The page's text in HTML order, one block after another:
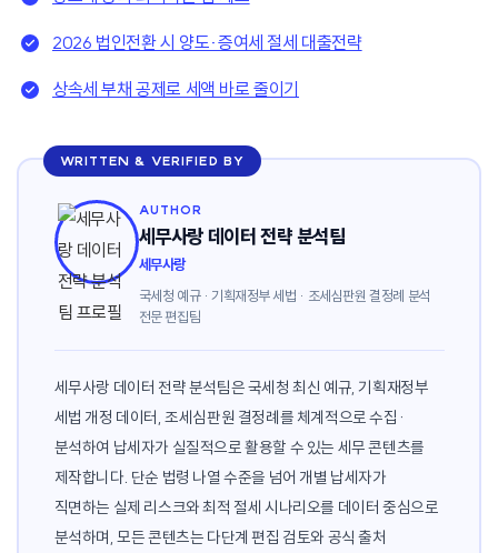
2026 법인전환 시 양도·증여세 절세 대출전략
상속세 부채 공제로 세액 바로 줄이기
WRITTEN & VERIFIED BY
AUTHOR
세무사랑 데이터 전략 분석팀
세무사랑
국세청 예규 · 기획재정부 세법 · 조세심판원 결정례 분석
전문 편집팀
세무사랑 데이터 전략 분석팀은 국세청 최신 예규, 기획재정부
세법 개정 데이터, 조세심판원 결정례를 체계적으로 수집·
분석하여 납세자가 실질적으로 활용할 수 있는 세무 콘텐츠를
제작합니다. 단순 법령 나열 수준을 넘어 개별 납세자가
직면하는 실제 리스크와 최적 절세 시나리오를 데이터 중심으로
분석하며, 모든 콘텐츠는 다단계 편집 검토와 공식 출처